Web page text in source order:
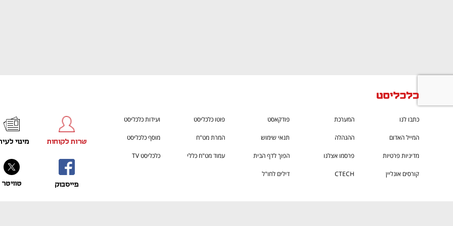
כתבו לנו המערכת פודקאסט פוטו כלכליסט ועידות כלכליסט
המייל האדום ההנהלה תנאי שימוש המרת מט"ח מוסף כלכליסט
מדיניות פרטיות פרסמו אצלנו הפוך לדף הבית עמוד מט"ח כללי כלכליסט TV
קורסים אונליין CTECH
דילים לחו"ל
פייסבוק
שרות לקוחות
טוויטר
מינוי